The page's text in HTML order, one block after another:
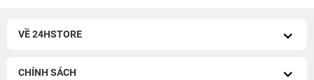
VỀ 24HSTORE
CHÍNH SÁCH